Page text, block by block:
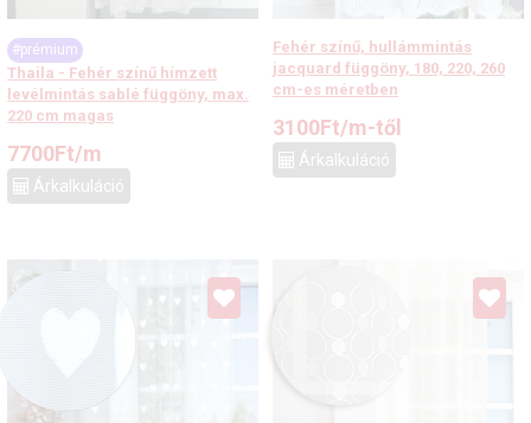
#prémium
Thaila - Fehér színű hímzett
levélmintás sablé függöny, max.
220 cm magas
7700Ft/m
Árkalkuláció
Fehér színű, hullámmintás
jacquard függöny, 180, 220, 260
cm-es méretben
3100Ft/m-től
Árkalkuláció